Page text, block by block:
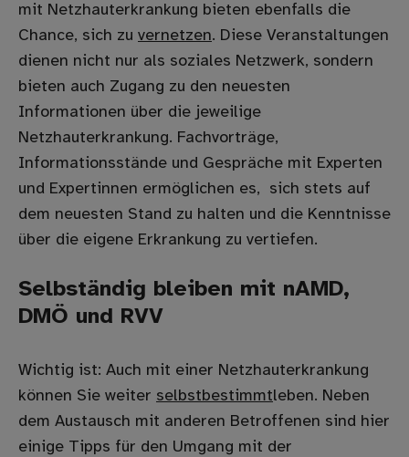
mit Netzhauterkrankung bieten ebenfalls die
Chance, sich zu vernetzen. Diese Veranstaltungen
dienen nicht nur als soziales Netzwerk, sondern
bieten auch Zugang zu den neuesten
Informationen über die jeweilige
Netzhauterkrankung. Fachvorträge,
Informationsstände und Gespräche mit Experten
und Expertinnen ermöglichen es, sich stets auf
dem neuesten Stand zu halten und die Kenntnisse
über die eigene Erkrankung zu vertiefen.
Selbständig bleiben mit nAMD,
DMÖ und RVV
Wichtig ist: Auch mit einer Netzhauterkrankung
können Sie weiter selbstbestimmtleben. Neben
dem Austausch mit anderen Betroffenen sind hier
einige Tipps für den Umgang mit der